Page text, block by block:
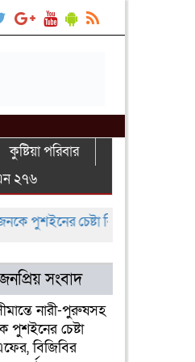
কুষ্টিয়া পরিবার
২৭৬
পুশইনের চেষ্টা বিএসএফের, বিজিবির
সংবাদ
নারী-পুরুষসহ
পুশইনের চেষ্টা
বিজিবির